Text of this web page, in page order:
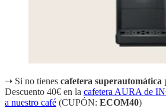
➝ Si no tienes cafetera superautomática
Descuento 40€ en la cafetera AURA de
a nuestro café (CUPÓN: ECOM40)